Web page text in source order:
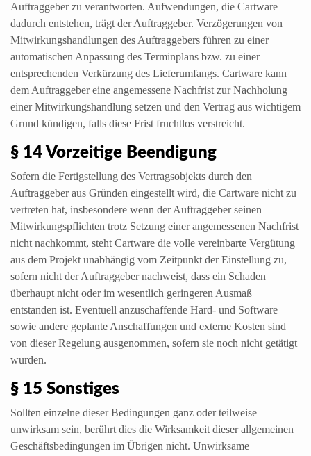
Auftraggeber zu verantworten. Aufwendungen, die Cartware
dadurch entstehen, trägt der Auftraggeber. Verzögerungen von
Mitwirkungshandlungen des Auftraggebers führen zu einer
automatischen Anpassung des Terminplans bzw. zu einer
entsprechenden Verkürzung des Lieferumfangs. Cartware kann
dem Auftraggeber eine angemessene Nachfrist zur Nachholung
einer Mitwirkungshandlung setzen und den Vertrag aus wichtigem
Grund kündigen, falls diese Frist fruchtlos verstreicht.
§ 14 Vorzeitige Beendigung
Sofern die Fertigstellung des Vertragsobjekts durch den
Auftraggeber aus Gründen eingestellt wird, die Cartware nicht zu
vertreten hat, insbesondere wenn der Auftraggeber seinen
Mitwirkungspflichten trotz Setzung einer angemessenen Nachfrist
nicht nachkommt, steht Cartware die volle vereinbarte Vergütung
aus dem Projekt unabhängig vom Zeitpunkt der Einstellung zu,
sofern nicht der Auftraggeber nachweist, dass ein Schaden
überhaupt nicht oder im wesentlich geringeren Ausmaß
entstanden ist. Eventuell anzuschaffende Hard- und Software
sowie andere geplante Anschaffungen und externe Kosten sind
von dieser Regelung ausgenommen, sofern sie noch nicht getätigt
wurden.
§ 15 Sonstiges
Sollten einzelne dieser Bedingungen ganz oder teilweise
unwirksam sein, berührt dies die Wirksamkeit dieser allgemeinen
Geschäftsbedingungen im Übrigen nicht. Unwirksame